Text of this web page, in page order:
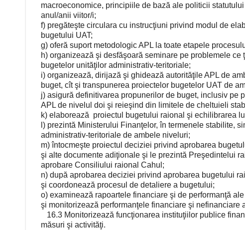
macroeconomice, principiile de bază ale politicii
anul/anii viitor/i;
f) pregăteşte circulara cu instrucţiuni privind modul de
bugetului UAT;
g) oferă suport metodologic APL la toate etapele
h) organizează şi desfăşoară seminare pe problemele
bugetelor unităţilor administrativ-teritoriale;
i) organizează, dirijază şi ghidează autorităţile APL de
buget, cît şi transpunerea proiectelor bugetelor UAT de
j) asigură definitivarea propunerilor de buget, inclusiv pe
APL de nivelul doi şi reieşind din limitele de cheltuieli
k) elaborează proiectul bugetului raional şi echilibrarea
l) prezintă Ministerului Finanţelor, în termenele stabilite,
administrativ-teritoriale de ambele niveluri;
m) întocmeşte proiectul deciziei privind aprobarea
şi alte documente adiţionale şi le prezintă Preşedintelui
aprobare Consiliului raional Cahul;
n) după aprobarea deciziei privind aprobarea bugetului
şi coordonează procesul de detaliere a bugetului;
o) examinează rapoartele financiare şi de performanţă
şi monitorizează performanţele financiare şi nefinanciare
16.3 Monitorizează funcţionarea instituţiilor publice
măsuri şi activităţi.